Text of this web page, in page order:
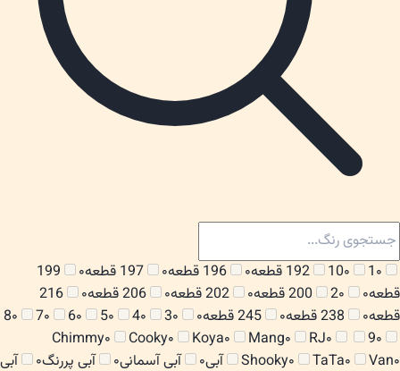
1۰ 10۰ 192 قطعه ۰ 196 قطعه ۰ 197 قطعه ۰
199
قطعه۰ 2۰ 200 قطعه ۰ 202 قطعه ۰ 206 قطعه ۰
216
قطعه۰ 238 قطعه ۰ 245 قطعه ۰ 3۰ 4۰ 5۰ 6۰ 7۰ 8۰
9۰ Chimmy۰ Cooky۰ Koya۰ Mang۰ RJ۰
Shooky۰ TaTa۰ Van۰ آبی۰ آبی آسمانی۰ آبی پررنگ۰ آبی